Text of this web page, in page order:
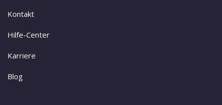
Kontakt
Hilfe-Center
Karriere
Blog